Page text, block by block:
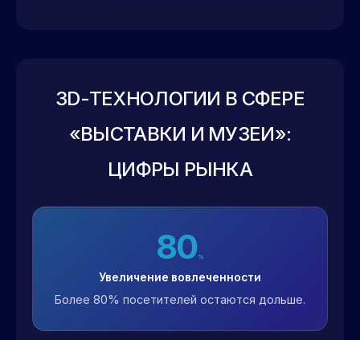
3D-ТЕХНОЛОГИИ В СФЕРЕ
«ВЫСТАВКИ И МУЗЕИ»:
ЦИФРЫ РЫНКА
80%
Увеличение вовлеченности
Более 80% посетителей остаются дольше.